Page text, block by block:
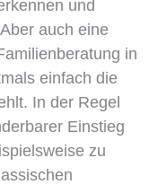
und
auch eine
in
einfach die
In der Regel
Einstieg
zu